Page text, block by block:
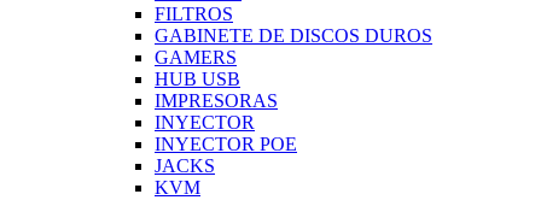
FILTROS
GABINETE DE DISCOS DUROS
GAMERS
HUB USB
IMPRESORAS
INYECTOR
INYECTOR POE
JACKS
KVM